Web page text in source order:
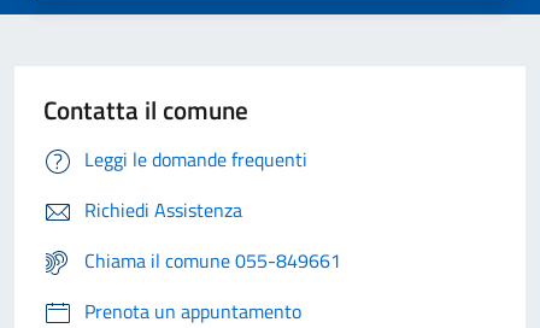
Contatta il comune
Leggi le domande frequenti
Richiedi Assistenza
Chiama il comune 055-849661
Prenota un appuntamento